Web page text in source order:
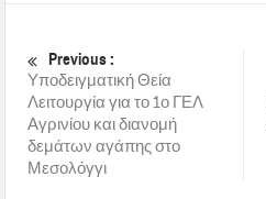
Previous :
Υποδειγματική Θεία
Λειτουργία για το 1ο ΓΕΛ
Αγρινίου και διανομή
δεμάτων αγάπης στο
Μεσολόγγι